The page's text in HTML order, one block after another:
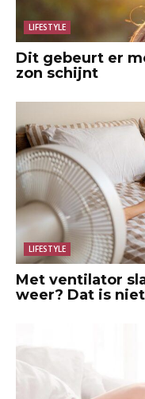
LIFESTYLE
Dit gebeurt er
zon schijnt
LIFESTYLE
Met ventilator
weer? Dat is